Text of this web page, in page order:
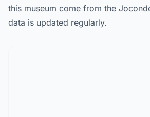
this museum come from the
data is updated regularly.